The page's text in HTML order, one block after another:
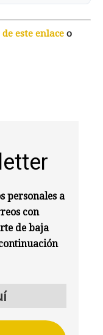
este enlace o
personales a
con
de baja